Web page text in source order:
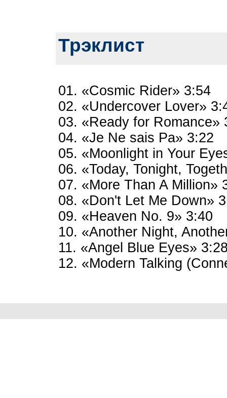
Трэклист
01. «Cosmic Rider» 3:54
02. «Undercover Lover»
03. «Ready for Romance»
04. «Je Ne sais Pa» 3:22
05. «Moonlight in Your
06. «Today, Tonight,
07. «More Than A Million»
08. «Don't Let Me Down»
09. «Heaven No. 9» 3:40
10. «Another Night,
11. «Angel Blue Eyes»
12. «Modern Talking